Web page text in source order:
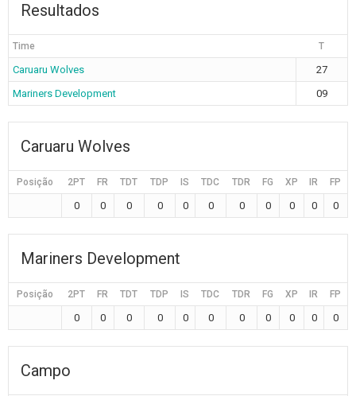
Resultados
Time T
Caruaru Wolves
27
Mariners Development
09
Caruaru Wolves
Posição 2PT FR TDT TDP IS TDC TDR FG XP IR FP
0 0 0 0 0 0 0 0 0 0 0
Mariners Development
Posição 2PT FR TDT TDP IS TDC TDR FG XP IR FP
0 0 0 0 0 0 0 0 0 0 0
Campo